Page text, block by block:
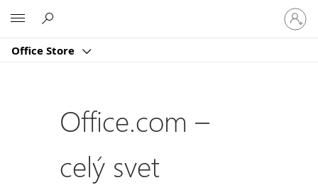
Office Store
sa
k
kontu
Office.com –
celý svet